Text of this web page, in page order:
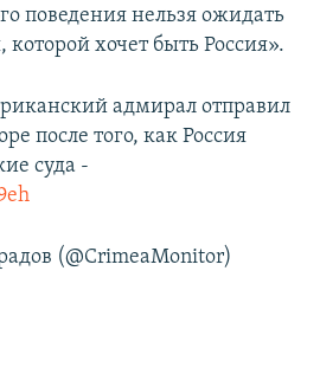
поведения нельзя ожидать
хочет быть Россия».
адмирал отправил
после того, как Россия
суда -
(@CrimeaMonitor)